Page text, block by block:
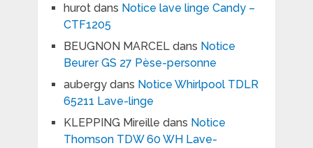
hurotdans Notice lave linge Candy –
CTF1205
BEUGNON MARCELdans Notice
Beurer GS 27 Pèse-personne
aubergydans Notice Whirlpool TDLR
65211 Lave-linge
KLEPPING Mireille dans Notice
Thomson TDW 60 WH Lave-